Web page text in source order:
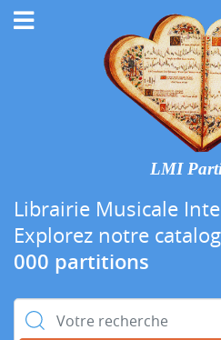
LMI
Librairie Musicale
Explorez notre
000 partitions
Rechercher :